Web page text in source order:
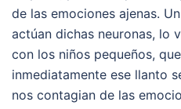
de las emociones ajenas.
actúan dichas neuronas, lo
con los niños pequeños,
inmediatamente ese llanto
nos contagian de las